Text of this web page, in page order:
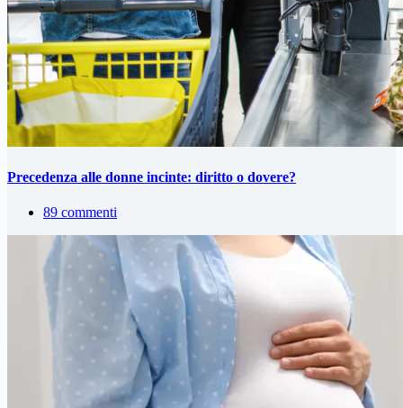
Precedenza alle donne incinte: diritto o dovere?
89 commenti